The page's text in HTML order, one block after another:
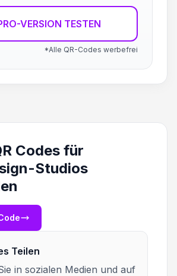
VERSION TESTEN
*Alle QR-Codes werbefrei
Codes für
Studios
Teilen
in sozialen Medien und auf